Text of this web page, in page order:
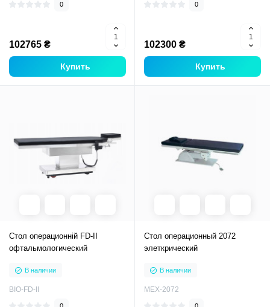
0
102765 ₴
Купить
0
102300 ₴
Купить
Стол операционній FD-ІІ
офтальмологический
В наличии
BIO-FD-II
Стол операционный 2072
элеткрический
В наличии
MEX-2072